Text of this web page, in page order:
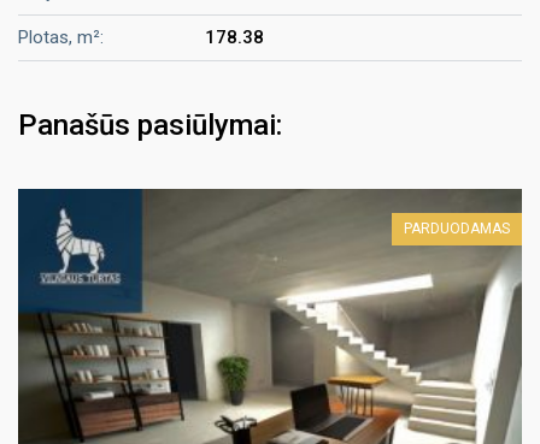
Plotas, m²: 178.38
Panašūs pasiūlymai:
PARDUODAMAS